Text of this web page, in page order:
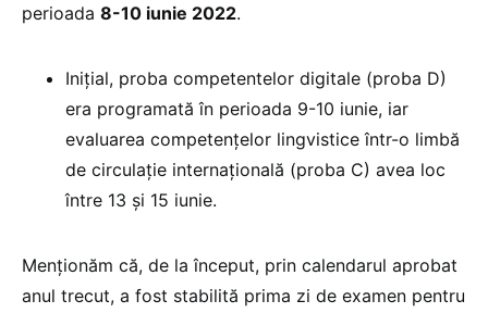
perioada 8-10 iunie 2022.
Inițial, proba competentelor digitale (proba D)
era programată în perioada 9-10 iunie, iar
evaluarea competențelor lingvistice într-o limbă
de circulație internațională (proba C) avea loc
între 13 și 15 iunie.
Menționăm că, de la început, prin calendarul aprobat
anul trecut, a fost stabilită prima zi de examen pentru